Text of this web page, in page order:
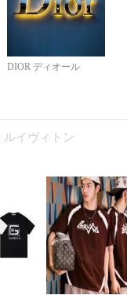
DIOR ディオール
ルイヴィトン